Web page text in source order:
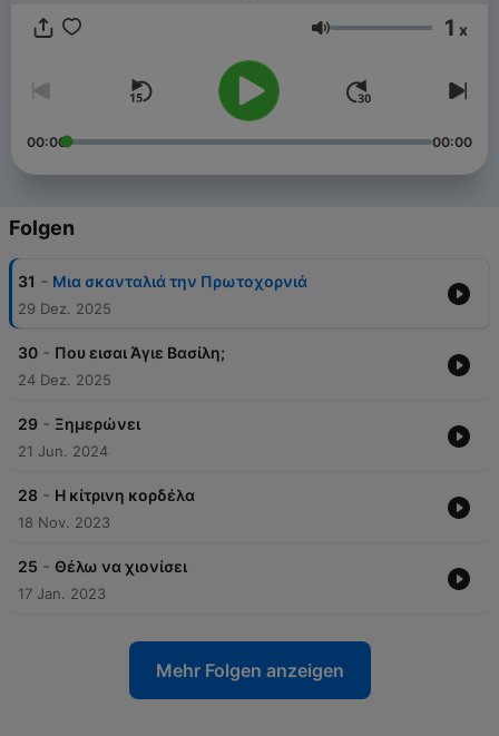
σκεπτόμενη πάντα τα παιδιά που θα τα ακούν, βασιζόμενη
προσχολικής ηλικίας. Ελένη Αλεζίδου mithoxorio.gr
Lautstärke 1 x
00:00 00:00
Folgen
31 - Μια σκανταλιά την Πρωτοχορνιά
29 Dez. 2025
30 - Που εισαι Άγιε Βασίλη;
24 Dez. 2025
29 - Ξημερώνει
21 Jun. 2024
28 - Η κίτρινη κορδέλα
18 Nov. 2023
25 - Θέλω να χιονίσει
17 Jan. 2023
Mehr Folgen anzeigen